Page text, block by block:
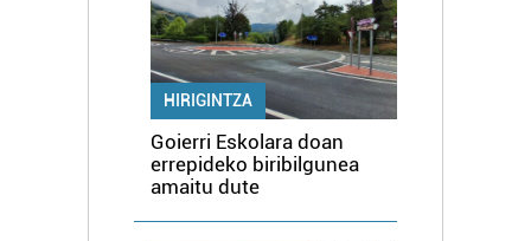
HIRIGINTZA
Goierri Eskolara doan
errepideko biribilgunea
amaitu dute